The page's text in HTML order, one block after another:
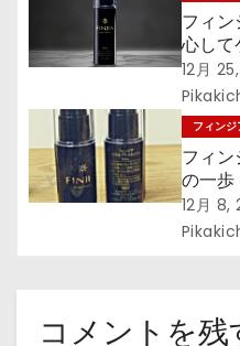
フィン
心して
12月
フィン
フィン
の一歩
髪の健
12月 8,
コメントを残